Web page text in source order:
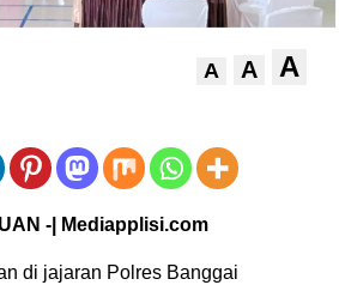
A A A
-| Mediapplisi.com
di jajaran Polres Banggai